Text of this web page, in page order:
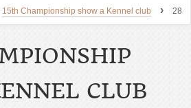
15th Championship show a Kennel club › 28
CLUB